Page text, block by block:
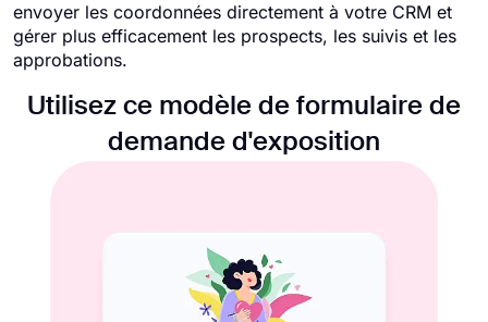
envoyer les coordonnées directement à votre CRM et
gérer plus efficacement les prospects, les suivis et les
approbations.
Utilisez ce modèle de formulaire de
demande d'exposition